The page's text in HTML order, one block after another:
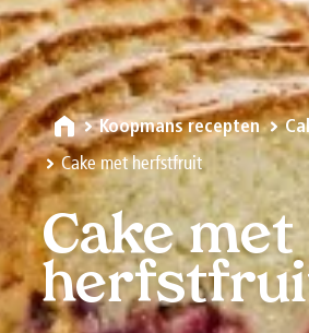
Koopmans recepten
Cake met herfstfruit
Cake met